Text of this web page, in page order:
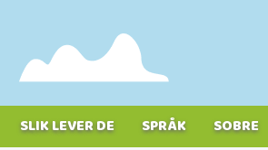
SLIK LEVER DE SPRÅK SOBRE